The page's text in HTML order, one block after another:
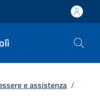
e assistenza /